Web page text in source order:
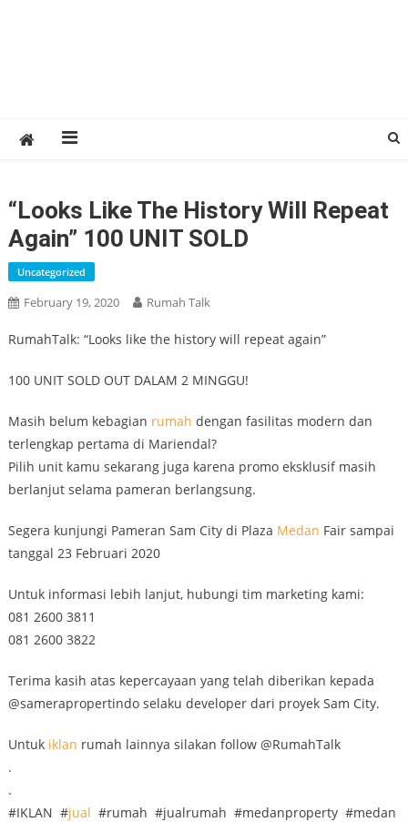
“Looks Like The History Will Repeat
Again” 100 UNIT SOLD
Uncategorized
February 19, 2020 Rumah Talk
RumahTalk: “Looks like the history will repeat again”
100 UNIT SOLD OUT DALAM 2 MINGGU!
Masih belum kebagian rumah dengan fasilitas modern dan
terlengkap pertama di Mariendal?
Pilih unit kamu sekarang juga karena promo eksklusif masih
berlanjut selama pameran berlangsung.
Segera kunjungi Pameran Sam City di Plaza Medan Fair sampai
tanggal 23 Februari 2020
Untuk informasi lebih lanjut, hubungi tim marketing kami:
081 2600 3811
081 2600 3822
Terima kasih atas kepercayaan yang telah diberikan kepada
@samerapropertindo selaku developer dari proyek Sam City.
Untuk iklan rumah lainnya silakan follow @RumahTalk
.
.
#IKLAN #jual #rumah #jualrumah #medanproperty #medan